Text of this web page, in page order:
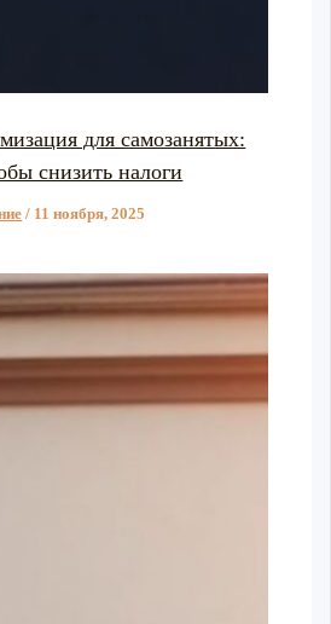
для самозанятых:
снизить налоги
/ 11 ноября, 2025